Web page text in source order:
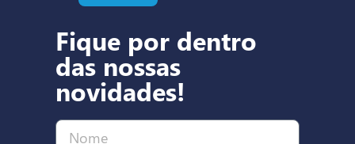
Fique por dentro
das nossas
novidades!